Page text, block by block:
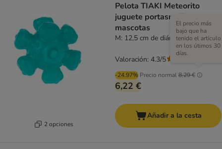
2 opciones
Pelota TIAKI Meteorito
juguete portasnacks para
mascotas
M: 12,5 cm de diámetro
-24.97% Precio normal8,29 €
El precio más
bajo que ha
tenido el artículo
en los útimos 30
días.
6,22 €
Valoración: 4.3/5
Añadir a la cesta